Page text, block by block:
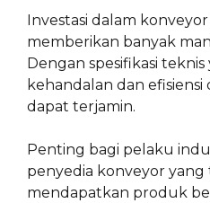
Investasi dalam
memberikan banyak
Dengan spesifikasi teknis
kehandalan dan
dapat terjamin.
Penting bagi pelaku
penyedia konveyor
mendapatkan produk